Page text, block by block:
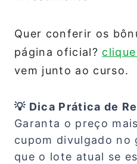
Quer conferir os
página oficial?
vem junto ao curso.
💡 Dica Prática de
Garanta o preço
cupom divulgado no
que o lote atual se